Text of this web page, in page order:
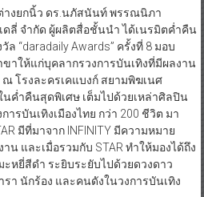
างยกนิ้ว ดร.นภัสนันท์ พรรณนิภา
ดลี่ จำกัด ผู้ผลิตสื่อชั้นนำ ได้เนรมิตค่ำคืน
“daradaily Awards” ครั้งที่ 8 มอบ
าให้แก่บุคลากรวงการบันเทิงที่มีผลงาน
โรงละครเคแบงก์ สยามพิฆเนศ
ค่ำคืนสุดพิเศษ เต็มไปด้วยเหล่าศิลปิน
ารบันเทิงเมืองไทย กว่า 200 ชีวิต มา
มีที่มาจาก INFINITY มีความหมาย
น และเมื่อรวมกับ STAR ทำให้มองได้ถึง
หยี่สีดำ ระยิบระยับไปด้วยดวงดาว
า นักร้อง และคนดังในวงการบันเทิง